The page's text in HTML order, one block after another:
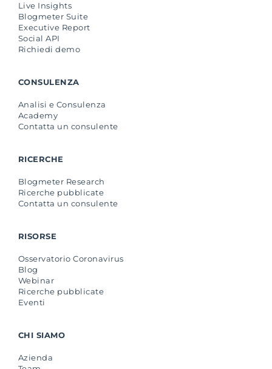
Live Insights
Blogmeter Suite
Executive Report
Social API
Richiedi demo
CONSULENZA
Analisi e Consulenza
Academy
Contatta un consulente
RICERCHE
Blogmeter Research
Ricerche pubblicate
Contatta un consulente
RISORSE
Osservatorio Coronavirus
Blog
Webinar
Ricerche pubblicate
Eventi
CHI SIAMO
Azienda